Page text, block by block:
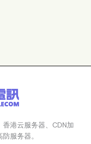
港云服务器、CDN加
服务器。